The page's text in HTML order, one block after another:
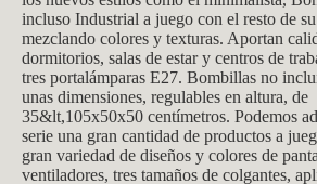
incluso Industrial a juego con el resto de
mezclando colores y texturas. Aportan
dormitorios, salas de estar y centros de
tres portalámparas E27. Bombillas no
unas dimensiones, regulables en altura, de
35&lt,105x50x50 centímetros. Podemos
serie una gran cantidad de productos a
gran variedad de diseños y colores de
ventiladores, tres tamaños de colgantes,